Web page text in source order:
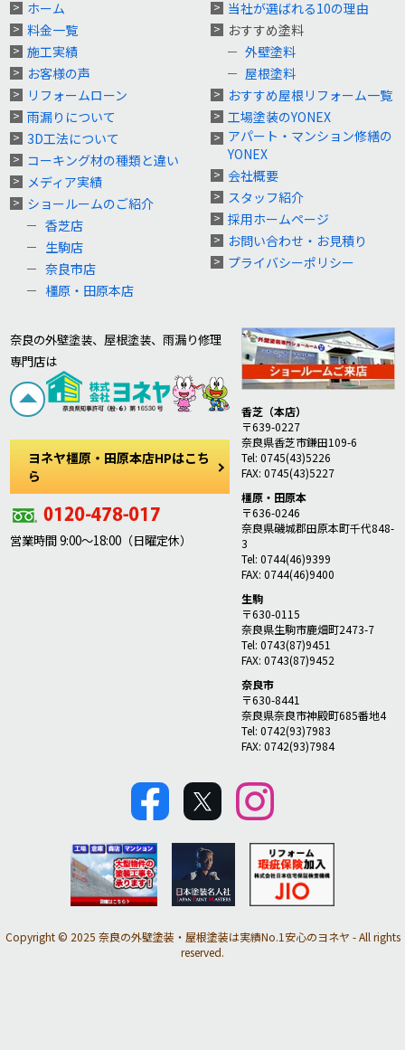
ホーム
料金一覧
施工実績
お客様の声
リフォームローン
雨漏りについて
3D工法について
コーキング材の種類と違い
メディア実績
ショールームのご紹介
香芝店
生駒店
奈良市店
橿原・田原本店
当社が選ばれる10の理由
おすすめ塗料
外壁塗料
屋根塗料
おすすめ屋根リフォーム一覧
工場塗装のYONEX
アパート・マンション修繕の
YONEX
会社概要
スタッフ紹介
採用ホームページ
お問い合わせ・お見積り
プライバシーポリシー
奈良の外壁塗装、屋根塗装、雨漏り修理
専門店は
ヨネヤ橿原・田原本店HPはこち
ら
営業時間 9:00～18:00（日曜定休）
香芝（本店）
〒639-0227
奈良県香芝市鎌田109-6
Tel: 0745(43)5226
FAX: 0745(43)5227
橿原・田原本
〒636-0246
奈良県磯城郡田原本町千代848-
3
Tel: 0744(46)9399
FAX: 0744(46)9400
生駒
〒630-0115
奈良県生駒市鹿畑町2473-7
Tel: 0743(87)9451
FAX: 0743(87)9452
奈良市
〒630-8441
奈良県奈良市神殿町685番地4
Tel: 0742(93)7983
FAX: 0742(93)7984
Copyright © 2025 奈良の外壁塗装・屋根塗装は実績No.1安心のヨネヤ - All rights
reserved.